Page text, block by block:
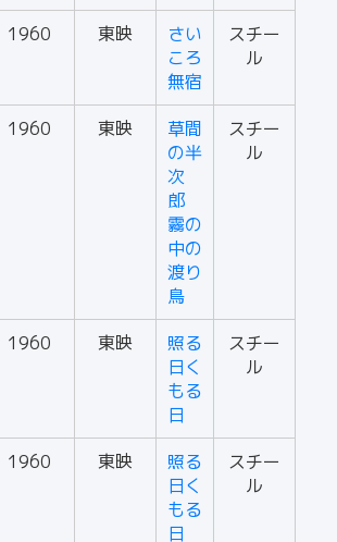
1960 東映
さい
ころ
無宿
スチー
ル
1960 東映
草間
の半
次
郎
霧の
中の
渡り
鳥
スチー
ル
1960 東映
照る
日く
もる
日
スチー
ル
1960 東映
照る
日く
もる
日
スチー
ル